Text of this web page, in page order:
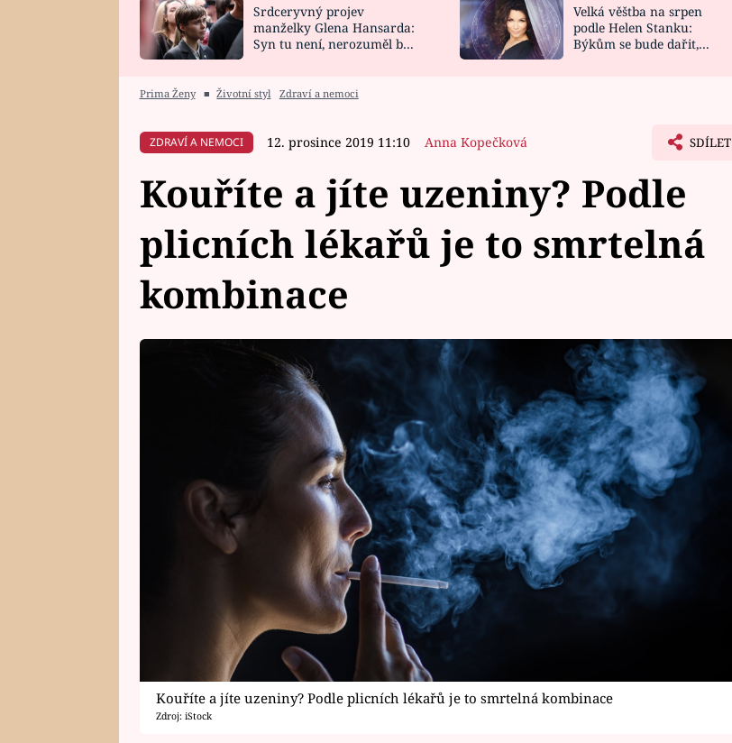
HOROSKOP NA
CELEBRITY
VAŘENÍ
NOVINKY
VIDEORECEPTY
Srdceryvný projev
manželky Glena Hansarda:
Syn tu není, nerozuměl by
Velká věštba na srpen
podle Helen Stanku:
Býkům se bude dařit,
Prima Ženy ■ Životní styl Zdraví a nemoci
ZDRAVÍ A NEMOCI 12. prosince 2019 11:10 Anna Kopečková SDÍLET
Kouříte a jíte uzeniny? Podle
plicních lékařů je to smrtelná
kombinace
Kouříte a jíte uzeniny? Podle plicních lékařů je to smrtelná kombinace
Zdroj: iStock